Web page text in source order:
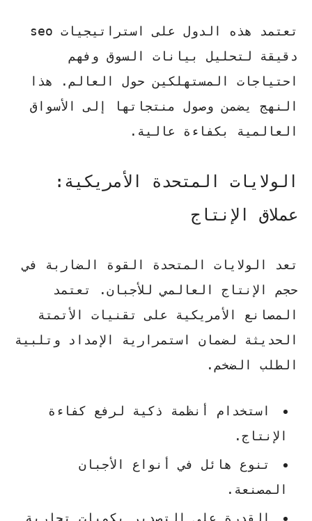
تعتمد هذه الدول على
استراتيجيات seo
دقيقة لتحليل بيانات السوق وفهم
احتياجات المستهلكين حول العالم. هذا
النهج يضمن وصول منتجاتها إلى الأسواق
العالمية بكفاءة عالية.
الولايات المتحدة الأمريكية:
عملاق الإنتاج
تعد الولايات المتحدة القوة الضاربة في
حجم الإنتاج العالمي للأجبان. تعتمد
المصانع الأمريكية على تقنيات الأتمتة
الحديثة لضمان استمرارية الإمداد وتلبية
الطلب الضخم.
استخدام أنظمة ذكية لرفع كفاءة
الإنتاج.
تنوع هائل في أنواع الأجبان
المصنعة.
القدرة على التصدير بكميات تجارية